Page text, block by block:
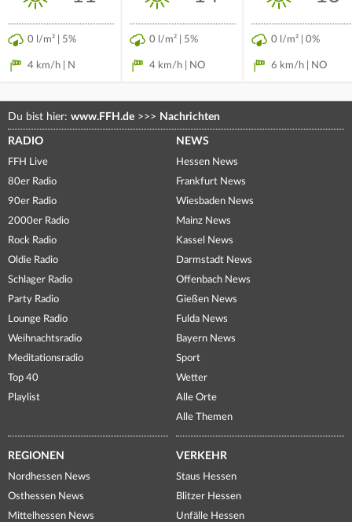
0 l/m² | 5%
4 km/h | N
0 l/m² | 5%
4 km/h | NO
0 l/m² | 0%
6 km/h | NO
Du bist hier: www.FFH.de >>> Nachrichten
RADIO
FFH Live
80er Radio
90er Radio
2000er Radio
Rock Radio
Oldie Radio
Schlager Radio
Party Radio
Lounge Radio
Weihnachtsradio
Meditationsradio
Top 40
Playlist
NEWS
Hessen News
Frankfurt News
Wiesbaden News
Mainz News
Kassel News
Darmstadt News
Offenbach News
Gießen News
Fulda News
Bayern News
Sport
Wetter
Alle Orte
Alle Themen
REGIONEN
Nordhessen News
Osthessen News
Mittelhessen News
VERKEHR
Staus Hessen
Blitzer Hessen
Unfälle Hessen